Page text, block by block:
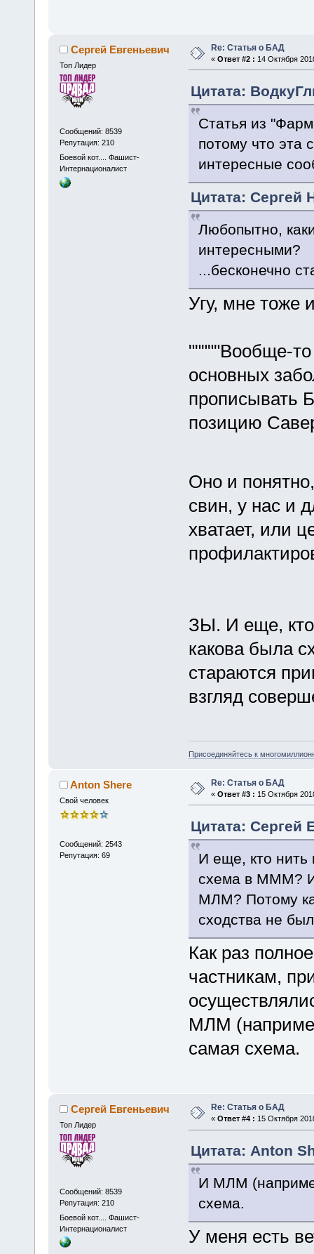
Сергей Евгеньевич
Топ Лидер
Сообщений: 8539
Репутация: 210
Боевой кот.... Фашист-
Интернационалист
Re: Статья о БАД
« Ответ #2 : 14 Октября
Цитата:
Статья из
потому что эта
интересные
Цитата: Сергей
Любопытно,
интересными?
...бесконечно
Угу, мне тоже
"""""Вообще-то
основных
прописывать
позицию
Оно и
свин, у нас и
хватает, или
ЗЫ. И еще, кто
какова была
стараются
взгляд
Присоединяйтесь к
Anton Shere
Свой человек
Сообщений: 2543
Репутация: 69
Re: Статья о БАД
« Ответ #3 : 15 Октября
Цитата: Сергей
И еще, кто нить
схема в МММ? И
МЛМ? Потому
сходства не
Как раз
частникам,
МЛМ
самая схема.
Сергей Евгеньевич
Топ Лидер
Сообщений: 8539
Репутация: 210
Боевой кот.... Фашист-
Интернационалист
Re: Статья о БАД
« Ответ #4 : 15 Октября
Цитата: Anton
И МЛМ
схема.
У меня есть